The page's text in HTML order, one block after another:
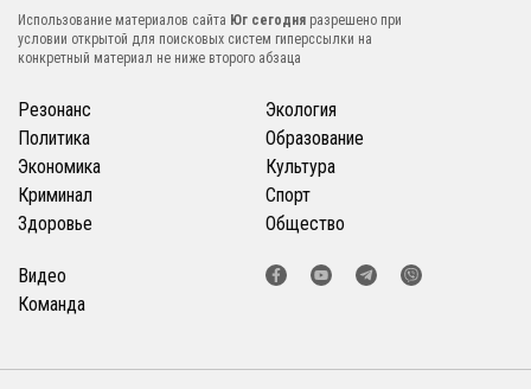
Использование материалов сайта Юг сегодня разрешено при
условии открытой для поисковых систем гиперссылки на
конкретный материал не ниже второго абзаца
Резонанс
Политика
Экономика
Криминал
Здоровье
Экология
Образование
Культура
Спорт
Общество
Видео
Команда